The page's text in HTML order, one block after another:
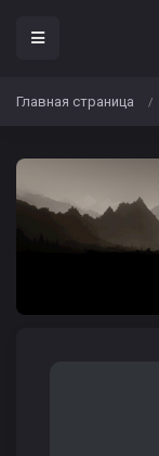
Главная страница /